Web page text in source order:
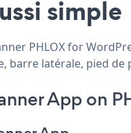
simple
PHLOX for
barre latérale, pied
App on